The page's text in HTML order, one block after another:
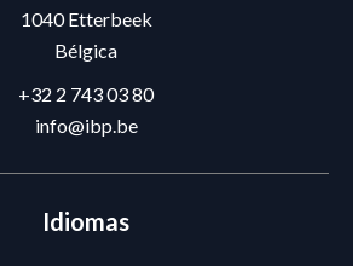
1040Etterbeek
Bélgica
+32 2 743 03 80
info@ibp.be
Idiomas